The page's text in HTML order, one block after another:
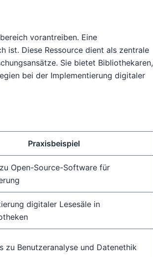
vorantreiben. Eine
ist. Diese Ressource dient als zentrale
Sie bietet Bibliothekaren,
bei der Implementierung digitaler
Praxisbeispiel
Open-Source-Software für
digitaler Lesesäle in
zu Benutzeranalyse und Datenethik